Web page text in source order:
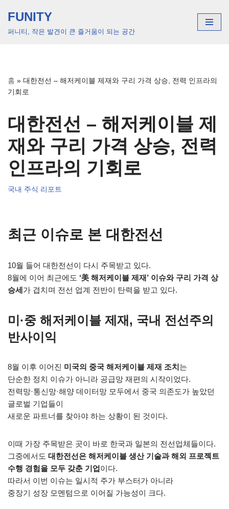
콘
건
너
FUNITY
퍼니티, 작은 발견이 큰 즐거움이 되는 공간
홈 » 대한전선 – 해저케이블 제재와 구리 가격 상승, 전력 인프라의
기회로
대한전선 – 해저케이블 제
재와 구리 가격 상승, 전력
인프라의 기회로
국내 주식 리포트
최근 이슈로 본 대한전선
10월 들어 대한전선이 다시 주목받고 있다.
8월에 이어 최근에도 ‘美 해저케이블 제재’ 이슈와 구리 가격 상
승세가 겹치며 전선 업계 전반이 탄력을 받고 있다.
미·중 해저케이블 제재, 국내 전선주의
반사이익
8월 이후 이어진 미국의 중국 해저케이블 제재 조치는
단순한 정치 이슈가 아니라 공급망 재편의 시작이었다.
전력망·통신망·해양 데이터망 모두에서 중국 의존도가 높았던
글로벌 기업들이
새로운 파트너를 찾아야 하는 상황이 된 것이다.
이때 가장 주목받은 곳이 바로 한국과 일본의 전선업체들이다.
그중에서도 대한전선은 해저케이블 생산 기술과 해외 프로젝트
수행 경험을 모두 갖춘 기업이다.
따라서 이번 이슈는 일시적 주가 부스터가 아니라
중장기 성장 모멘텀으로 이어질 가능성이 크다.